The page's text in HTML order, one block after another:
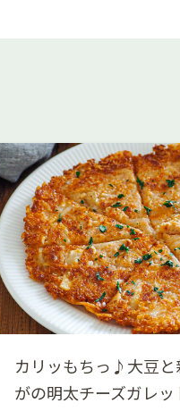
カリッもちっ♪大豆と
がの明太チーズガレッ